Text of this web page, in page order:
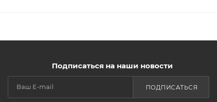
Подписаться на наши новости
ПОДПИСАТЬСЯ